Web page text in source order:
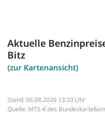
Aktuelle
Bitz
(zur Kartenansicht)
Stand: 06.08.2026 13:20 Uhr
Quelle: MTS-K des